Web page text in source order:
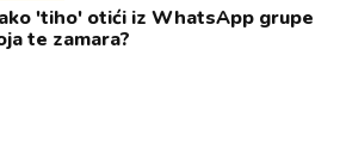
'tiho' otići iz WhatsApp grupe
te zamara?